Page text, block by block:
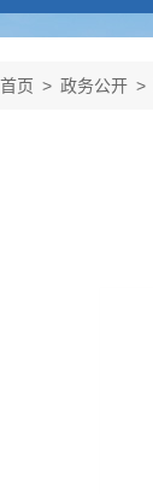
首页 > 政务公开 >